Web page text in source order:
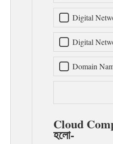
Digital
Digital
Domain
Cloud
হলো-